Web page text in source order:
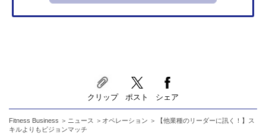
クリップ ポスト シェア
Fitness Business ニュース オペレーション
【他業種のリーダーに訊く！】ス
キルよりもビジョンマッチ